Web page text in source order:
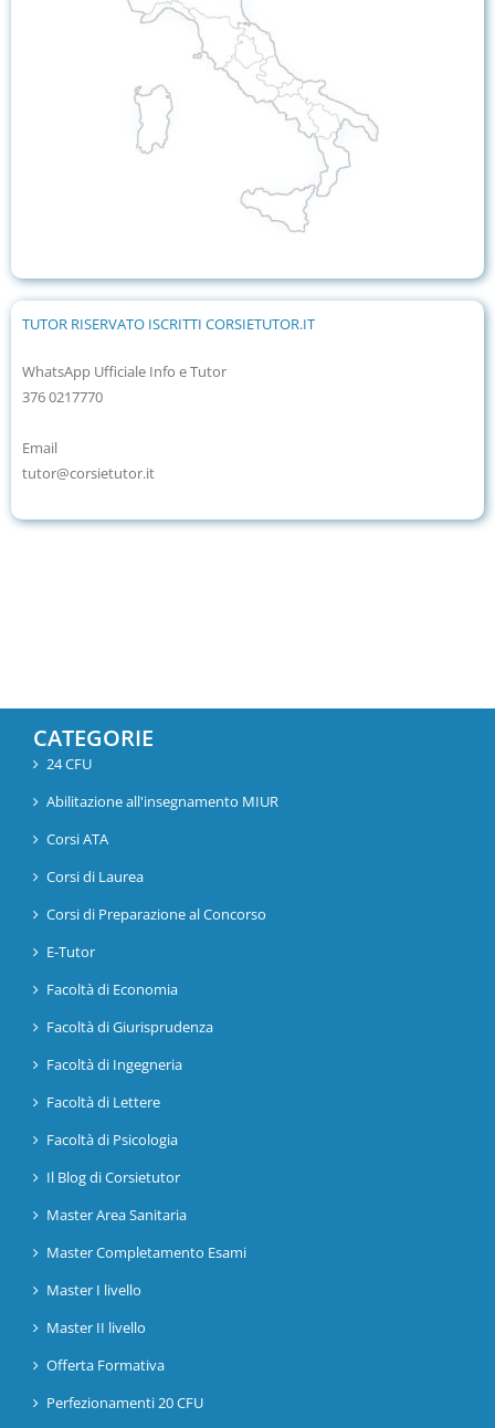
TUTOR RISERVATO ISCRITTI CORSIETUTOR.IT
WhatsApp Ufficiale Info e Tutor
376 0217770
Email
tutor@corsietutor.it
CATEGORIE
24 CFU
Abilitazione all'insegnamento MIUR
Corsi ATA
Corsi di Laurea
Corsi di Preparazione al Concorso
E-Tutor
Facoltà di Economia
Facoltà di Giurisprudenza
Facoltà di Ingegneria
Facoltà di Lettere
Facoltà di Psicologia
Il Blog di Corsietutor
Master Area Sanitaria
Master Completamento Esami
Master I livello
Master II livello
Offerta Formativa
Perfezionamenti 20 CFU